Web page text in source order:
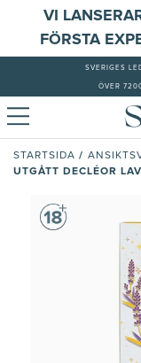
VI
FÖRSTA
SVERIGES
ÖVER
STARTSIDA /
UTGÅTT DECLÉOR